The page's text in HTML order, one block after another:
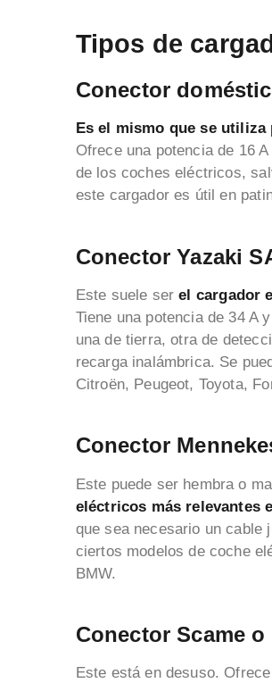
Tipos de
Conector
Es el mismo que se utiliza
Ofrece una potencia de 16
de los coches eléctricos,
este cargador es útil en
Conector Yazaki
Este suele serel cargador
Tiene una potencia de 34 A
una de tierra, otra de
recarga inalámbrica. Se
Citroën, Peugeot, Toyota,
Conector
Este puede ser hembra o
eléctricos más relevantes
que sea necesario un cable
ciertos modelos de coche
BMW.
Conector Scame o
Este está en desuso.